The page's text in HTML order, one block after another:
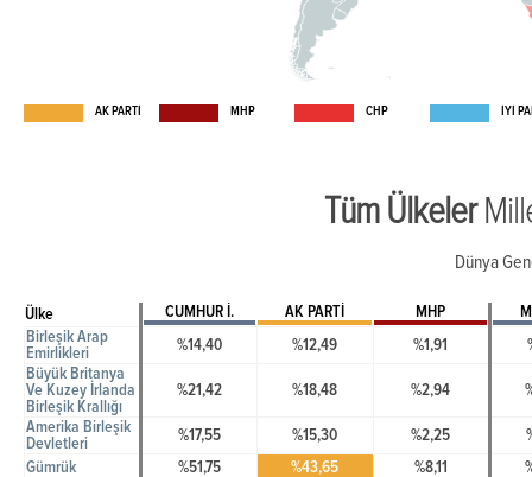
AK PARTİ MHP CHP İYİ
Tüm Ülkeler
Dünya
Ülke CUMHUR İ. AK PARTİ MHP
Birleşik Arap
Emirlikleri
%14,40 %12,49 %1,91
Büyük Britanya
Ve Kuzey İrlanda
Birleşik Krallığı
%21,42 %18,48 %2,94
Amerika Birleşik
Devletleri
%17,55 %15,30 %2,25
Gümrük
%51,75 %43,65 %8,11